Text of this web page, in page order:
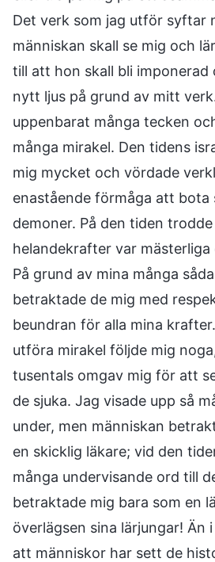
Det verk som jag utför syftar
människan skall se mig och
till att hon skall bli imponerad
nytt ljus på grund av mitt
uppenbarat många tecken
många mirakel. Den tidens
mig mycket och vördade
enastående förmåga att bota
demoner. På den tiden
helandekrafter var mästerliga
På grund av mina många
betraktade de mig med
beundran för alla mina
utföra mirakel följde mig
tusentals omgav mig för att
de sjuka. Jag visade upp så
under, men människan
en skicklig läkare; vid den
många undervisande ord till
betraktade mig bara som en
överlägsen sina lärjungar! Än
att människor har sett de